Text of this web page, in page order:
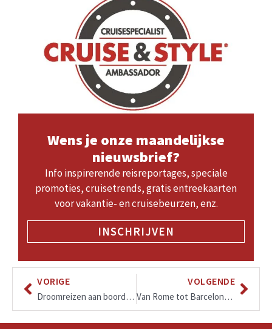
Wens je onze maandelijkse
nieuwsbrief?
Info inspirerende reisreportages, speciale
promoties, cruisetrends, gratis entreekaarten
voor vakantie- en cruisebeurzen, enz.
INSCHRIJVEN
VORIGE
Droomreizen aan boord van MS EUROPA 2, Hapag-Lloyd Cruises
VOLGENDE
Van Rome tot Barcelona met Crystal Serenity